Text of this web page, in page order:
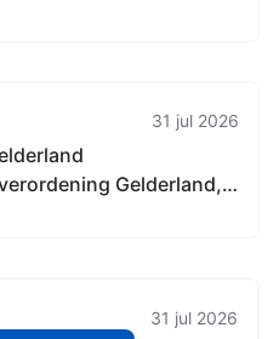
31 jul 2026
Gelderland,
31 jul 2026